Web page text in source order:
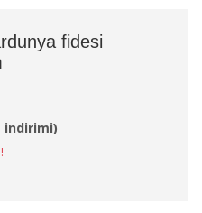
fidesi
indirimi)